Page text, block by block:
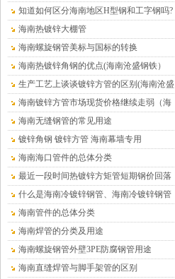
在哪里
知道如何区分海南地区H型钢和工字钢吗?
海南热镀锌大棚管
海南螺旋钢管美标与国标的转换
海南热镀锌角钢的优点(海南沧盛钢铁）
生产工艺上谈谈镀锌方管的区别(海南沧盛
钢铁）
海南镀锌方管市场现货价格继续走弱（海
南沧盛钢铁）
海南无缝钢管的常见用途
镀锌角钢 镀锌方管 海南幕墙专用
海南海口管件的总体分类
最近一段时间热镀锌方矩管短期钢价回落
的趋势仍将延续（海南）
什么是海南冷镀锌钢管、海南冷镀锌钢管
介绍
海南管件的总体分类
海南焊管的分类及用途
海南螺旋钢管外壁3PE防腐钢管用途
海南直缝焊管与脚手架管的区别